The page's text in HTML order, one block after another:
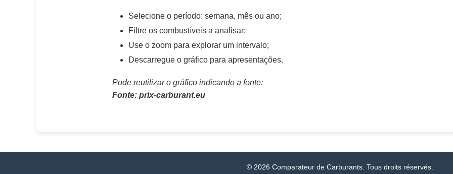
Selecione o período: semana, mês ou ano;
Filtre os combustíveis a analisar;
Use o zoom para explorar um intervalo;
Descarregue o gráfico para apresentações.
Pode reutilizar o gráfico indicando a fonte:
Fonte: prix-carburant.eu
© 2026 Comparateur de Carburants. Tous droits réservés.